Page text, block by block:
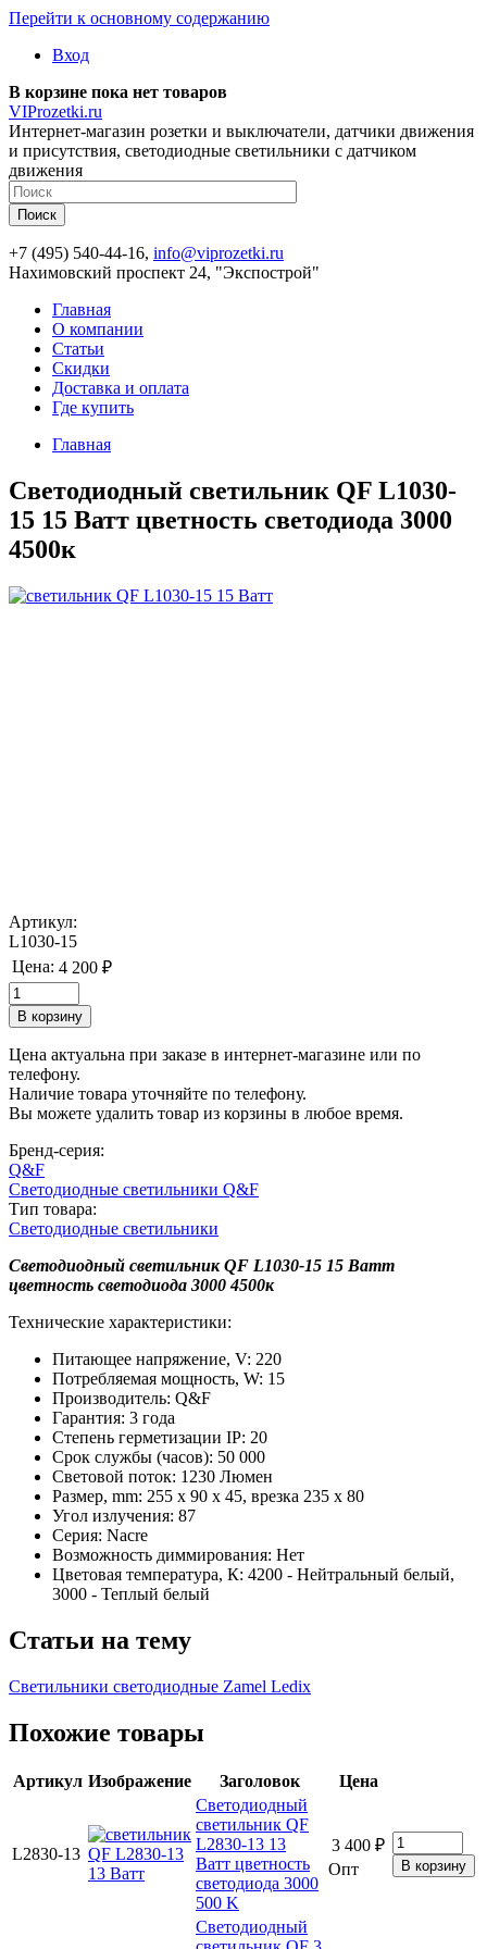
Перейти к основному содержанию
Вход
В корзине пока нет товаров
VIProzetki.ru
Интернет-магазин розетки и выключатели, датчики движения
и присутствия, светодиодные светильники с датчиком
движения
+7 (495) 540-44-16, info@viprozetki.ru
Нахимовский проспект 24, "Экспострой"
Главная
О компании
Статьи
Скидки
Доставка и оплата
Где купить
Главная
Светодиодный светильник QF L1030-
15 15 Ватт цветность светодиода 3000
4500к
Артикул:
L1030-15
Цена: 4 200 ₽
Цена актуальна при заказе в интернет-магазине или по
телефону.
Наличие товара уточняйте по телефону.
Вы можете удалить товар из корзины в любое время.
Бренд-серия:
Q&F
Светодиодные светильники Q&F
Тип товара:
Светодиодные светильники
Светодиодный светильник QF L1030-15 15 Ватт
цветность светодиода 3000 4500к
Технические характеристики:
Питающее напряжение, V: 220
Потребляемая мощность, W: 15
Производитель: Q&F
Гарантия: 3 года
Степень герметизации IP: 20
Срок службы (часов): 50 000
Световой поток: 1230 Люмен
Размер, mm: 255 х 90 х 45, врезка 235 х 80
Угол излучения: 87
Серия: Nacre
Возможность диммирования: Нет
Цветовая температура, К: 4200 - Нейтральный белый,
3000 - Теплый белый
Статьи на тему
Светильники светодиодные Zamel Ledix
Похожие товары
Артикул Изображение Заголовок Цена
L2830-13
Светодиодный
светильник QF
L2830-13 13
Ватт цветность
светодиода 3000
500 K
3 400 ₽
Опт
Светодиодный